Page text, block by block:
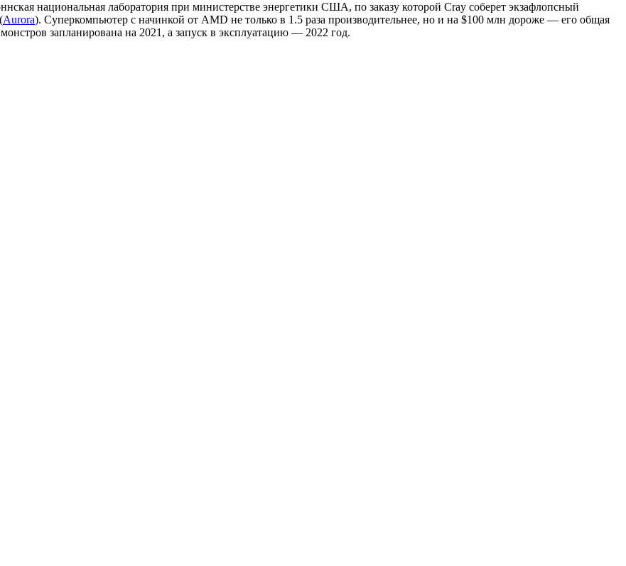
национальная лаборатория при министерстве энергетики США, по заказу которой Cray соберет экзафлопсный
Aurora). Суперкомпьютер с начинкой от AMD не только в 1.5 раза производительнее, но и на $100 млн дороже — его общая
запланирована на 2021, а запуск в эксплуатацию — 2022 год.